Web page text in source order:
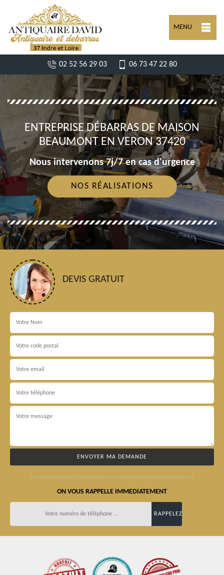
MENU
02 52 56 29 03 06 73 47 22 80
ENTREPRISE DÉBARRAS DE MAISON
BEAUMONT EN VERON 37420
Nous intervenons 7j/7 en cas d'urgence
NOS RÉALISATIONS
DEVIS GRATUIT
ON VOUS RAPPELLE IMMEDIATEMENT